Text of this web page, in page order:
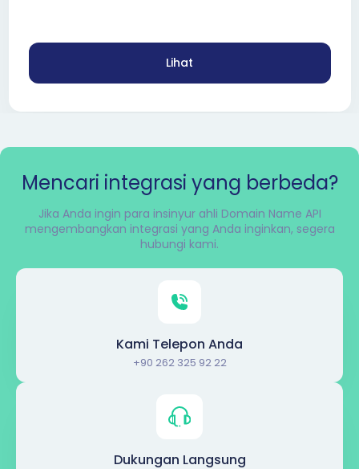
Lihat
Mencari integrasi yang berbeda?
Jika Anda ingin para insinyur ahli Domain Name API
mengembangkan integrasi yang Anda inginkan, segera
hubungi kami.
Kami Telepon Anda
+90 262 325 92 22
Dukungan Langsung